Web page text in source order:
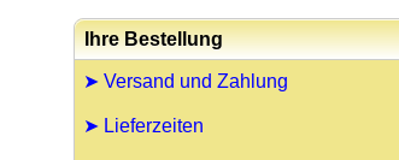
Ihre Bestellung
➤ Versand und Zahlung
➤ Lieferzeiten